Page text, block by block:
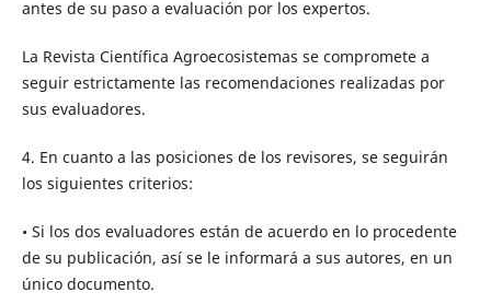
antes de su paso a evaluación por los expertos.
La Revista Científica Agroecosistemas se compromete a
seguir estrictamente las recomendaciones realizadas por
sus evaluadores.
4. En cuanto a las posiciones de los revisores, se seguirán
los siguientes criterios:
• Si los dos evaluadores están de acuerdo en lo procedente
de su publicación, así se le informará a sus autores, en un
único documento.